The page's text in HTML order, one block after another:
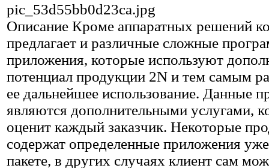
pic_53d55bb0d23ca.jpg
Описание Кроме аппаратных решений
предлагает и различные сложные
приложения, которые используют
потенциал продукции 2N и тем самым
ее дальнейшее использование. Данные
являются дополнительными услугами,
оценит каждый заказчик. Некоторые
содержат определенные приложения
пакете, в других случаях клиент сам